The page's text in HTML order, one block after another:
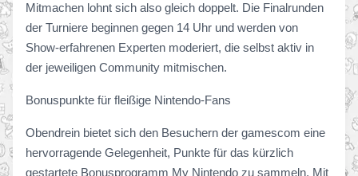
Mitmachen lohnt sich also gleich doppelt. Die Finalrunden
der Turniere beginnen gegen 14 Uhr und werden von
Show-erfahrenen Experten moderiert, die selbst aktiv in
der jeweiligen Community mitmischen.
Bonuspunkte für fleißige Nintendo-Fans
Obendrein bietet sich den Besuchern der gamescom eine
hervorragende Gelegenheit, Punkte für das kürzlich
gestartete Bonusprogramm My Nintendo zu sammeln. Mit